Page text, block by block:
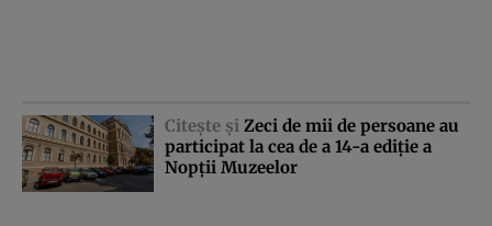
Citeşte şi Zeci de mii de persoane au
participat la cea de a 14-a ediţie a
Nopţii Muzeelor